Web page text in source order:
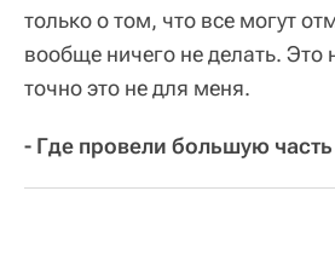
только о том, что все могут
вообще ничего не делать. Это
точно это не для меня.
- Где провели большую